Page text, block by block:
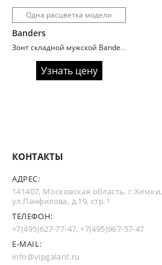
Одна расцветка модели
Banders
Зонт складной мужской Banders A103 ручка гольф
Узнать цену
КОНТАКТЫ
АДРЕС:
141407, Московская область, г.Химки,
ул.Панфилова, д.19, стр.1
ТЕЛЕФОН:
+7(495)627-77-47,+7(495)967-57-47
E-MAIL:
info@vipgalant.ru